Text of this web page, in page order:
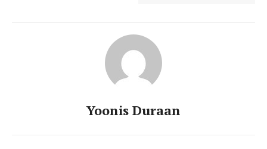
Yoonis Duraan